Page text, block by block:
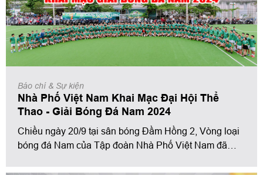
Báo chí & Sự kiện
Nhà Phố Việt Nam Khai Mạc Đại Hội Thể
Thao - Giải Bóng Đá Nam 2024
Chiều ngày 20/9 tại sân bóng Đầm Hồng 2, Vòng loại
bóng đá Nam của Tập đoàn Nhà Phố Việt Nam đã